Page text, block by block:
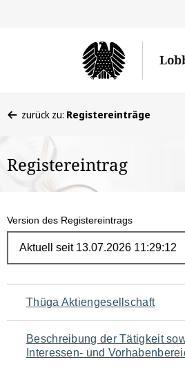
befinden
hier:
zurück zu: Registereinträge
Registereintrag
Version des Registereintrags
Navigation
für
den
Thüga Aktiengesellschaft
Beschreibung der Tätigkeit
Interessen- und